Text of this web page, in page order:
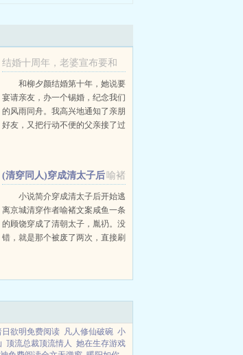
结婚十周年，老婆宣布要和
竹马白头偕老推荐必读
柳夕颜顾安川+
和柳夕颜结婚第十年，她说要
宴请亲友，办一个锡婚，纪念我们
的风雨同舟。我高兴地通知了亲朋
好友，又把行动不便的父亲接了过
台时刻，柳絮言居然挽着竹马...喻褚
(清穿同人)穿成清太子后
开始逃离京城[清穿]+番外
小说简介穿成清太子后开始逃
离京城清穿作者喻褚文案咸鱼一条
的顾饶穿成了清朝太子，胤礽。没
错，就是那个被废了两次，直接刷
病老父亲康熙。如果不出意外的
日欲明免费阅读 凡人修仙破碗 小
顶流总裁顶流情人 她在生存游戏